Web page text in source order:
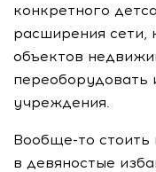
конкретного
расширения сети,
объектов
переоборудовать
учреждения.
Вообще-то стоить
в девяностые